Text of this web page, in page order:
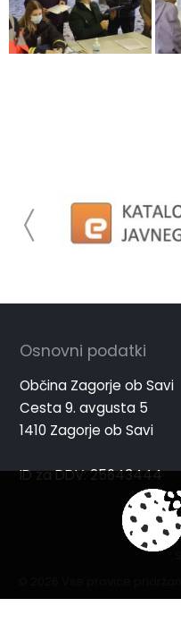
Osnovni podatki
Občina Zagorje ob Savi
Cesta 9. avgusta 5
1410 Zagorje ob Savi
ID za DDV: 25643444